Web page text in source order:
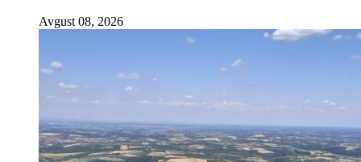
Avgust 08, 2026